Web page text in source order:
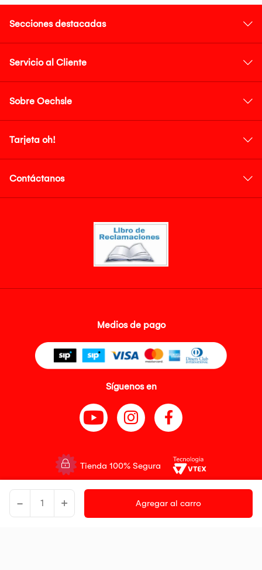
- + Agregar al carro
Secciones destacadas
Servicio al Cliente
Sobre Oechsle
Tarjeta oh!
Contáctanos
Medios de pago
Síguenos en
Tienda 100% Segura
Tiendas Peruanas S.A. R.U.C. Nº 20493020618. Todos los derechos
reservados. Av. Aviación 2405 Piso 3, San Borja
Precios disponibles solo en www.oechsle.pe. Precios online publicados
pueden incluir descuento adicional. Precios sujetos a variaciones sin